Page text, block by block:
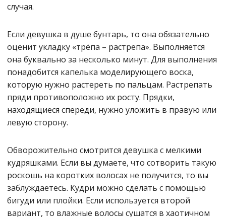
случая.
Если девушка в душе бунтарь, то она обязательно
оценит укладку «трёпа – растрепа». Выполняется
она буквально за несколько минут. Для выполнения
понадобится капелька моделирующего воска,
которую нужно растереть по пальцам. Растрепать
пряди противоположно их росту. Прядки,
находящиеся спереди, нужно уложить в правую или
левую сторону.
Обворожительно смотрится девушка с мелкими
кудряшками. Если вы думаете, что сотворить такую
роскошь на коротких волосах не получится, то вы
заблуждаетесь. Кудри можно сделать с помощью
бигуди или плойки. Если используется второй
вариант, то влажные волосы сушатся в хаотичном